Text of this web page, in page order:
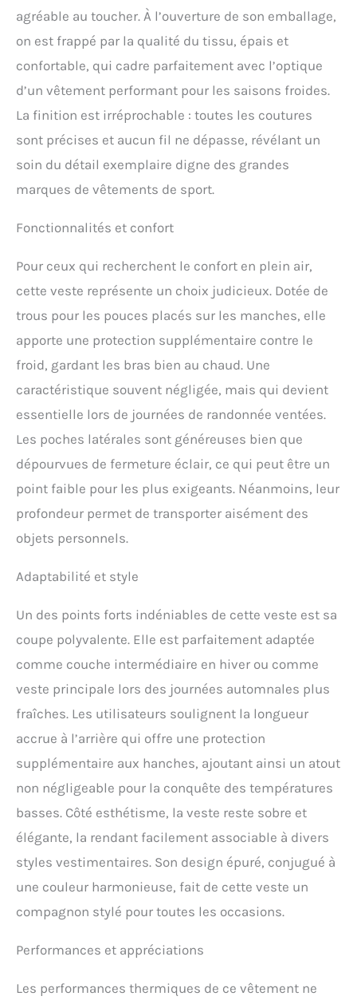
agréable au toucher. À l’ouverture de son emballage,
on est frappé par la qualité du tissu, épais et
confortable, qui cadre parfaitement avec l’optique
d’un vêtement performant pour les saisons froides.
La finition est irréprochable : toutes les coutures
sont précises et aucun fil ne dépasse, révélant un
soin du détail exemplaire digne des grandes
marques de vêtements de sport.
Fonctionnalités et confort
Pour ceux qui recherchent le confort en plein air,
cette veste représente un choix judicieux. Dotée de
trous pour les pouces placés sur les manches, elle
apporte une protection supplémentaire contre le
froid, gardant les bras bien au chaud. Une
caractéristique souvent négligée, mais qui devient
essentielle lors de journées de randonnée ventées.
Les poches latérales sont généreuses bien que
dépourvues de fermeture éclair, ce qui peut être un
point faible pour les plus exigeants. Néanmoins, leur
profondeur permet de transporter aisément des
objets personnels.
Adaptabilité et style
Un des points forts indéniables de cette veste est sa
coupe polyvalente. Elle est parfaitement adaptée
comme couche intermédiaire en hiver ou comme
veste principale lors des journées automnales plus
fraîches. Les utilisateurs soulignent la longueur
accrue à l’arrière qui offre une protection
supplémentaire aux hanches, ajoutant ainsi un atout
non négligeable pour la conquête des températures
basses. Côté esthétisme, la veste reste sobre et
élégante, la rendant facilement associable à divers
styles vestimentaires. Son design épuré, conjugué à
une couleur harmonieuse, fait de cette veste un
compagnon stylé pour toutes les occasions.
Performances et appréciations
Les performances thermiques de ce vêtement ne